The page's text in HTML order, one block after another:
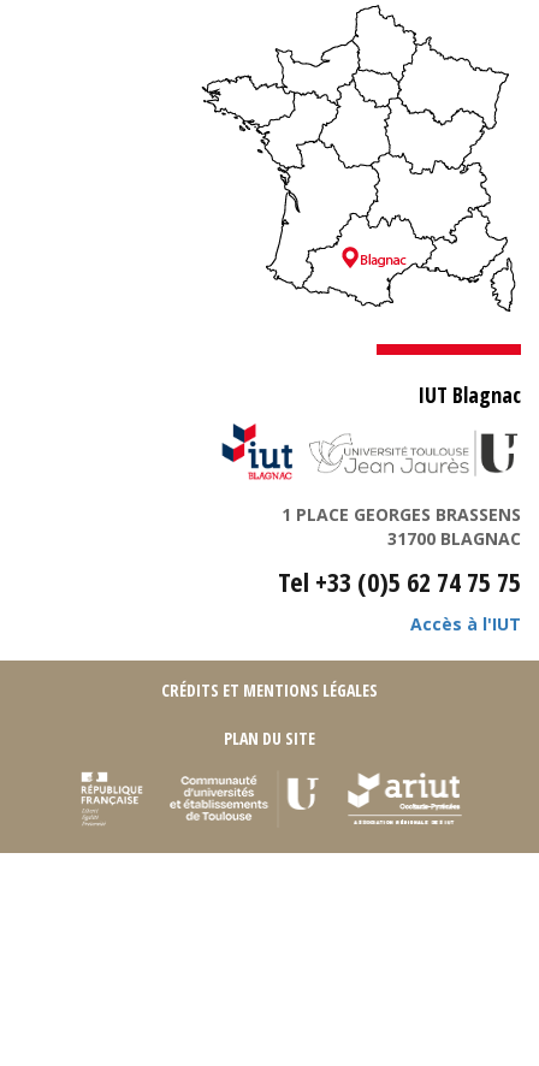
IUT Blagnac
1 PLACE GEORGES BRASSENS
31700 BLAGNAC
Tel +33 (0)5 62 74 75 75
Accès à l'IUT
CRÉDITS ET MENTIONS LÉGALES
PLAN DU SITE